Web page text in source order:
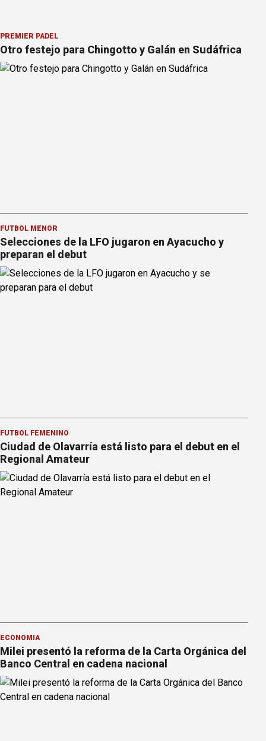
PREMIER PÁDEL
Otro festejo para Chingotto y Galán en Sudáfrica
FÚTBOL MENOR
Selecciones de la LFO jugaron en Ayacucho y
preparan el debut
FÚTBOL FEMENINO
Ciudad de Olavarría está listo para el debut en el
Regional Amateur
ECONOMÍA
Milei presentó la reforma de la Carta Orgánica del
Banco Central en cadena nacional